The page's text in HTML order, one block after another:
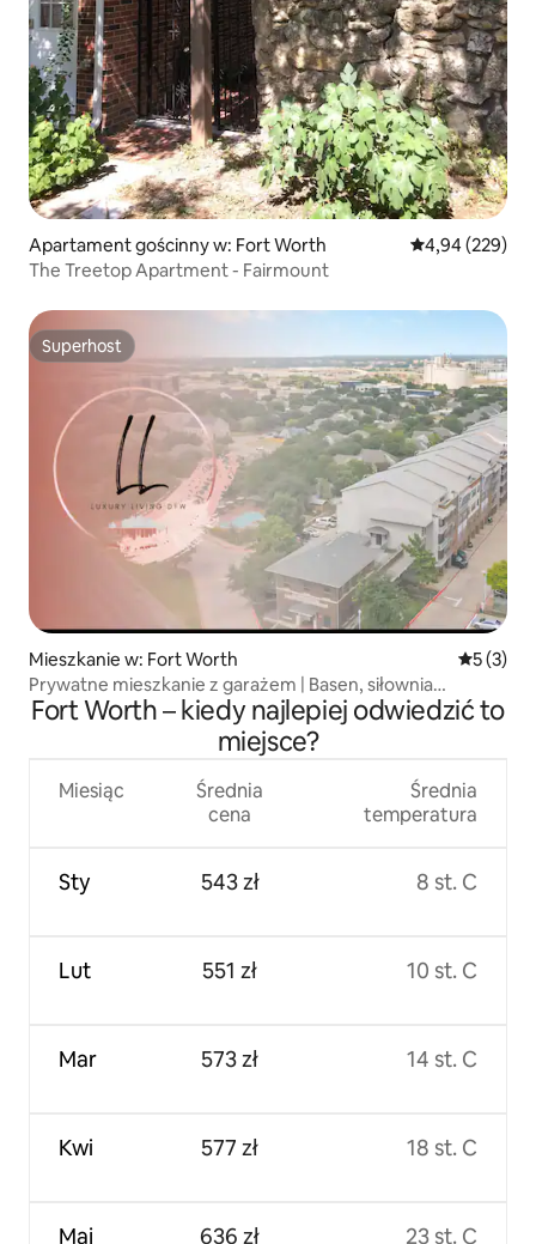
Apartament gościnny w: Fort Worth Średnia
4,94 (229)
The Treetop Apartment - Fairmount
Superhost
Superhost
Mieszkanie w: Fort Worth Średnia
5 (3)
Prywatne mieszkanie z garażem | Basen, siłownia
i centrum miasta
Fort Worth – kiedy najlepiej odwiedzić to
miejsce?
Miesiąc
Sty
Lut
Mar
Kwi
Maj
Średnia
cena
543 zł
551 zł
573 zł
577 zł
636 zł
Średnia
temperatura
8 st. C
10 st. C
14 st. C
18 st. C
23 st. C